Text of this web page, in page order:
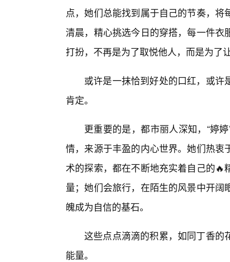
点，她们总能找到属于自己的节奏，
清晨，精心挑选今日的穿搭，每一件
打扮，不再是为了取悦他人，而是为了
或许是一抹恰到好处的口红，或
肯定。
更重要的是，都市丽人深知，“婷
情，来源于丰盈的内心世界。她们热
术的探索，都在不断地充实着自己的
量；她们会旅行，在陌生的风景中开
魄成为自信的基石。
这些点点滴滴的积累，如同丁香的
能量。